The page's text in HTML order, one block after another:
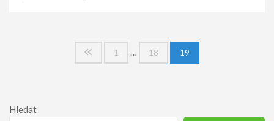
Stránkování
1 18 19
Hledat